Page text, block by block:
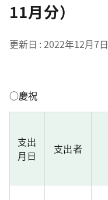
11月分）
更新日 2022年12月7日
○慶祝
支出
月日
支出者